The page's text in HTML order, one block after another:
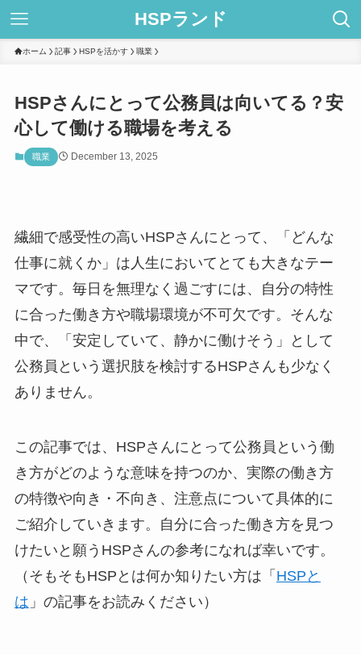
HSPランド
ホーム 記事 HSPを活かす 職業
HSPさんにとって公務員は向いてる？安
心して働ける職場を考える
職業 December 13, 2025
繊細で感受性の高いHSPさんにとって、「どんな
仕事に就くか」は人生においてとても大きなテー
マです。毎日を無理なく過ごすには、自分の特性
に合った働き方や職場環境が不可欠です。そんな
中で、「安定していて、静かに働けそう」として
公務員という選択肢を検討するHSPさんも少なく
ありません。
この記事では、HSPさんにとって公務員という働
き方がどのような意味を持つのか、実際の働き方
の特徴や向き・不向き、注意点について具体的に
ご紹介していきます。自分に合った働き方を見つ
けたいと願うHSPさんの参考になれば幸いです。
（そもそもHSPとは何か知りたい方は「 HSPと
は 」の記事をお読みください）